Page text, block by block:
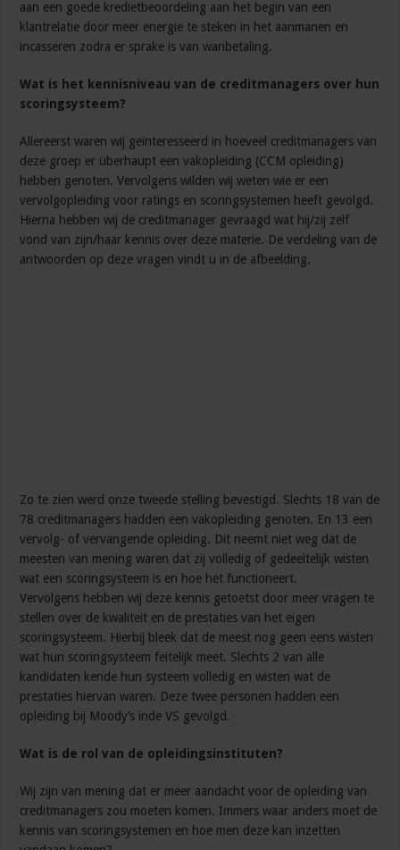
aan een goede kredietbeoordeling aan het begin van een
klantrelatie door meer energie te steken in het aanmanen en
incasseren zodra er sprake is van wanbetaling.
Wat is het kennisniveau van de creditmanagers over hun
scoringsysteem?
Allereerst waren wij geïnteresseerd in hoeveel creditmanagers van
deze groep er überhaupt een vakopleiding (CCM opleiding)
hebben genoten. Vervolgens wilden wij weten wie er een
vervolgopleiding voor ratings en scoringsystemen heeft gevolgd.
Hierna hebben wij de creditmanager gevraagd wat hij/zij zelf
vond van zijn/haar kennis over deze materie. De verdeling van de
antwoorden op deze vragen vindt u in de afbeelding.
Zo te zien werd onze tweede stelling bevestigd. Slechts 18 van de
78 creditmanagers hadden een vakopleiding genoten. En 13 een
vervolg- of vervangende opleiding. Dit neemt niet weg dat de
meesten van mening waren dat zij volledig of gedeeltelijk wisten
wat een scoringsysteem is en hoe het functioneert.
Vervolgens hebben wij deze kennis getoetst door meer vragen te
stellen over de kwaliteit en de prestaties van het eigen
scoringsysteem. Hierbij bleek dat de meest nog geen eens wisten
wat hun scoringsysteem feitelijk meet. Slechts 2 van alle
kandidaten kende hun systeem volledig en wisten wat de
prestaties hiervan waren. Deze twee personen hadden een
opleiding bij Moody’s inde VS gevolgd.
Wat is de rol van de opleidingsinstituten?
Wij zijn van mening dat er meer aandacht voor de opleiding van
creditmanagers zou moeten komen. Immers waar anders moet de
kennis van scoringsystemen en hoe men deze kan inzetten